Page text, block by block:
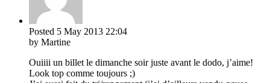
Posted 5 May 2013 22:04
by Martine
Ouiiii un billet le dimanche soir juste avant le dodo, j’aime!
Look top comme toujours ;)